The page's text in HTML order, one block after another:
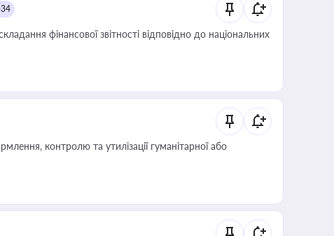
фінансової звітності відповідно до національних
контролю та утилізації гуманітарної або